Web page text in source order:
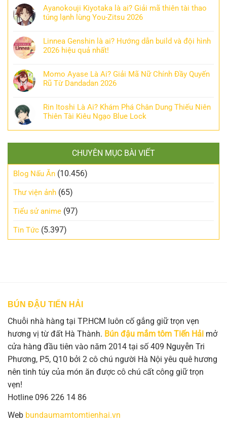
Ayanokouji Kiyotaka là ai? Giải mã thiên tài thao
túng lạnh lùng You-Zitsu 2026
Linnea Genshin là ai? Hướng dẫn build và đội hình
2026 hiệu quả nhất!
Momo Ayase Là Ai? Giải Mã Nữ Chính Đầy Quyến
Rũ Từ Dandadan 2026
Rin Itoshi Là Ai? Khám Phá Chân Dung Thiếu Niên
Thiên Tài Kiêu Ngạo Blue Lock
CHUYÊN MỤC BÀI VIẾT
Blog Nấu Ăn (10.456)
Thư viện ảnh (65)
Tiểu sử anime (97)
Tin Tức (5.397)
BÚN ĐẬU TIẾN HẢI
Chuỗi nhà hàng tại TP.HCM luôn cố gắng giữ trọn vẹn
hương vị từ đất Hà Thành. Bún đậu mắm tôm Tiến Hải mở
cửa hàng đầu tiên vào năm 2014 tại số 409 Nguyễn Tri
Phương, P5, Q10 bởi 2 cô chú người Hà Nội yêu quê hương
nên tinh túy của món ăn được cô chú cất công giữ trọn
vẹn!
Hotline 096 226 14 86
Web bundaumamtomtienhai.vn